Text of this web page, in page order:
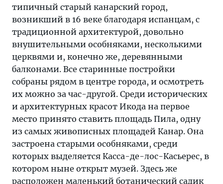
типичный старый канарский город,
возникший в 16 веке благодаря испанцам, с
традиционной архитектурой, довольно
внушительными особняками, несколькими
церквями и, конечно же, деревянными
балконами. Все старинные постройки
собраны рядом в центре города, и осмотреть
их можно за час-другой. Среди исторических
и архитектурных красот Икода на первое
место принято ставить площадь Пила, одну
из самых живописных площадей Канар. Она
застроена старыми особняками, среди
которых выделяется Касса-де-лос-Касьерес, в
котором ныне открыт музей. Здесь же
расположен маленький ботанический садик